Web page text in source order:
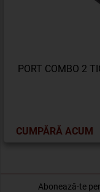
PORT COMBO 2
CUMPĂRĂ ACUM
Abonează-te